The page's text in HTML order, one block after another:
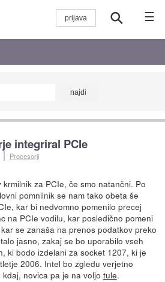
☰
integriral PCIe
Procesorji
za PCIe, če smo natančni. Po
pomnilnik se nam tako obeta še
kar bi nedvomno pomenilo precej
na PCIe vodilu, kar posledično pomeni
se zanaša na prenos podatkov preko
jasno, zakaj se bo uporabilo vseh
ki bodo izdelani za socket 1207, ki je
2006. Intel bo zgledu verjetno
novica pa je na voljo tule.